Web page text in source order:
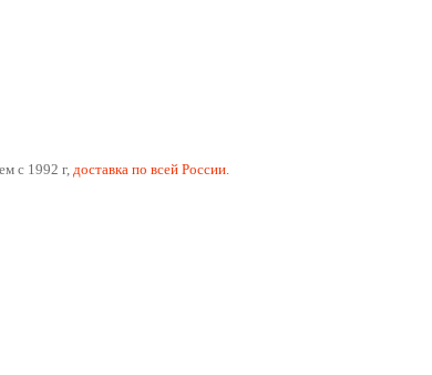
с 1992 г, доставка по всей России.